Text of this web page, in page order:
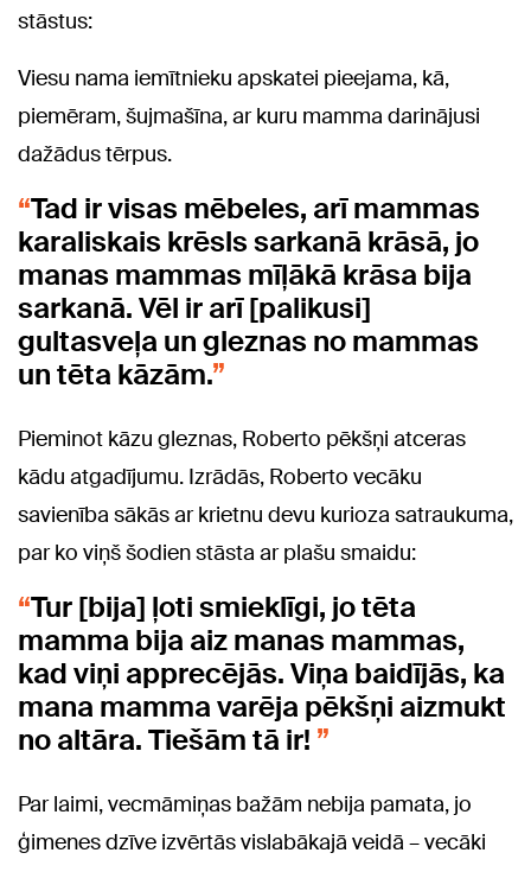
stāstus:
Viesu nama iemītnieku apskatei pieejama, kā,
piemēram, šujmašīna, ar kuru mamma darinājusi
dažādus tērpus.
Tad ir visas mēbeles, arī mammas
karaliskais krēsls sarkanā krāsā, jo
manas mammas mīļākā krāsa bija
sarkanā. Vēl ir arī [palikusi]
gultasveļa un gleznas no mammas
un tēta kāzām.
Pieminot kāzu gleznas, Roberto pēkšņi atceras
kādu atgadījumu. Izrādās, Roberto vecāku
savienība sākās ar krietnu devu kurioza satraukuma,
par ko viņš šodien stāsta ar plašu smaidu:
Tur [bija] ļoti smieklīgi, jo tēta
mamma bija aiz manas mammas,
kad viņi apprecējās. Viņa baidījās, ka
mana mamma varēja pēkšņi aizmukt
no altāra. Tiešām tā ir!
Par laimi, vecmāmiņas bažām nebija pamata, jo
ģimenes dzīve izvērtās vislabākajā veidā – vecāki